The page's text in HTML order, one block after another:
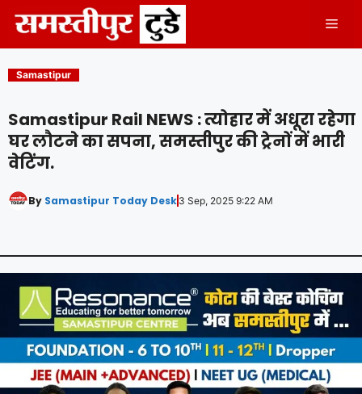
content
Samastipur
Samastipur Rail NEWS : त्योहार में अधूरा रहेगा
घर लौटने का सपना, समस्तीपुर की ट्रेनों में भारी
वेटिंग.
By Samastipur Today Desk 3 Sep, 2025 9:22 AM